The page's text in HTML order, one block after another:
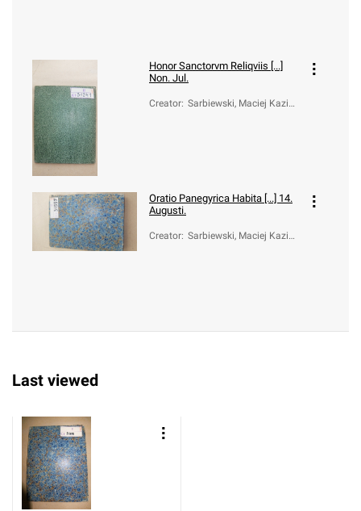
Honor Sanctorvm Reliqviis [...]
Non. Jul.
Creator: Sarbiewski, Maciej Kazimi
Oratio Panegyrica Habita [...] 14.
Augusti.
Creator: Sarbiewski, Maciej Kazimi
Last viewed